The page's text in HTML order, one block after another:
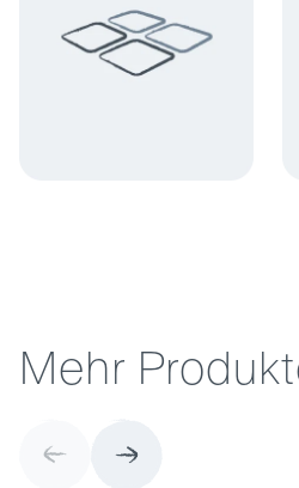
Mehr Produkt